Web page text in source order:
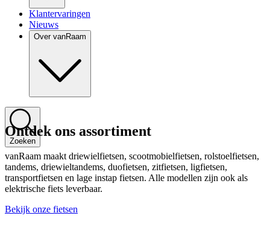
Klantervaringen
Nieuws
Over vanRaam
Zoeken
Ontdek ons assortiment
vanRaam maakt driewielfietsen, scootmobielfietsen, rolstoelfietsen,
tandems, driewieltandems, duofietsen, zitfietsen, ligfietsen,
transportfietsen en lage instap fietsen. Alle modellen zijn ook als
elektrische fiets leverbaar.
Bekijk onze fietsen